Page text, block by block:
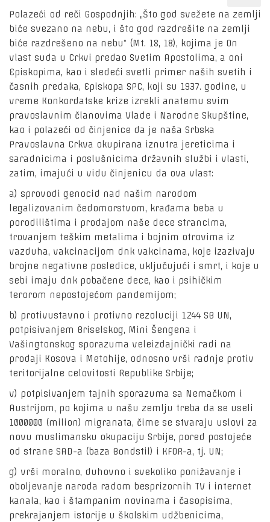
Polazeći od reči Gospodnjih: „Što god svežete na zemlji
biće svezano na nebu, i što god razdrešite na zemlji
biće razdrešeno na nebu“ (Mt. 18, 18), kojima je On
vlast suda u Crkvi predao Svetim Apostolima, a oni
Episkopima, kao i sledeći svetli primer naših svetih i
časnih predaka, Episkopa SPC, koji su 1937. godine, u
vreme Konkordatske krize izrekli anatemu svim
pravoslavnim članovima Vlade i Narodne Skupštine,
kao i polazeći od činjenice da je naša Srbska
Pravoslavna Crkva okupirana iznutra jereticima i
saradnicima i poslušnicima državnih službi i vlasti,
zatim, imajući u vidu činjenicu da ova vlast:
a) sprovodi genocid nad našim narodom
legalizovanim čedomorstvom, krađama beba u
porodilištima i prodajom naše dece strancima,
trovanjem teškim metalima i bojnim otrovima iz
vazduha, vakcinacijom dnk vakcinama, koje izazivaju
brojne negativne posledice, uključujući i smrt, i koje u
sebi imaju dnk pobačene dece, kao i psihičkim
terorom nepostojećom pandemijom;
b) protivustavno i protivno rezoluciji 1244 SB UN,
potpisivanjem Briselskog, Mini Šengena i
Vašingtonskog sporazuma veleizdajnički radi na
prodaji Kosova i Metohije, odnosno vrši radnje protiv
teritorijalne celovitosti Republike Srbije;
v) potpisivanjem tajnih sporazuma sa Nemačkom i
Austrijom, po kojima u našu zemlju treba da se useli
1000000 (milion) migranata, čime se stvaraju uslovi za
novu muslimansku okupaciju Srbije, pored postojeće
od strane SAD-a (baza Bondstil) i KFOR-a, tj. UN;
g) vrši moralno, duhovno i svekoliko ponižavanje i
oboljevanje naroda radom besprizornih TV i internet
kanala, kao i štampanim novinama i časopisima,
prekrajanjem istorije u školskim udžbenicima,